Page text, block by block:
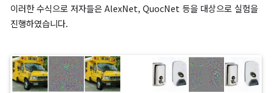
‖r
‖2
최소화 : 사람이 인지할 수 없을 정도로 작은 크기의 노
: 더해진 노이즈로 인해 픽셀 값이 이미지
적인 표현 범위를 벗어나지 않도록 제한하는 조건
f(x+r)=l x+r